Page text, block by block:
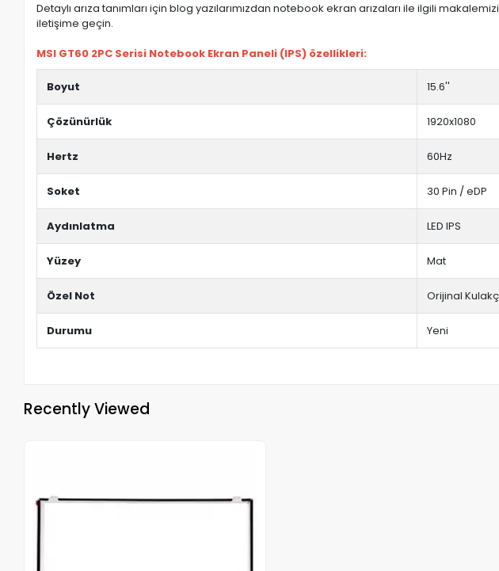
Detaylı arıza tanımları için blog yazılarımızdan notebook ekran arızaları ile ilgili
iletişime geçin.
MSI GT60 2PC Serisi Notebook Ekran Paneli (IPS) özellikleri:
Boyut 15.6''
Çözünürlük 1920x1080
Hertz 60Hz
Soket 30 Pin / eDP
Aydınlatma LED IPS
Yüzey Mat
Özel Not Orijinal
Durumu Yeni
Recently Viewed